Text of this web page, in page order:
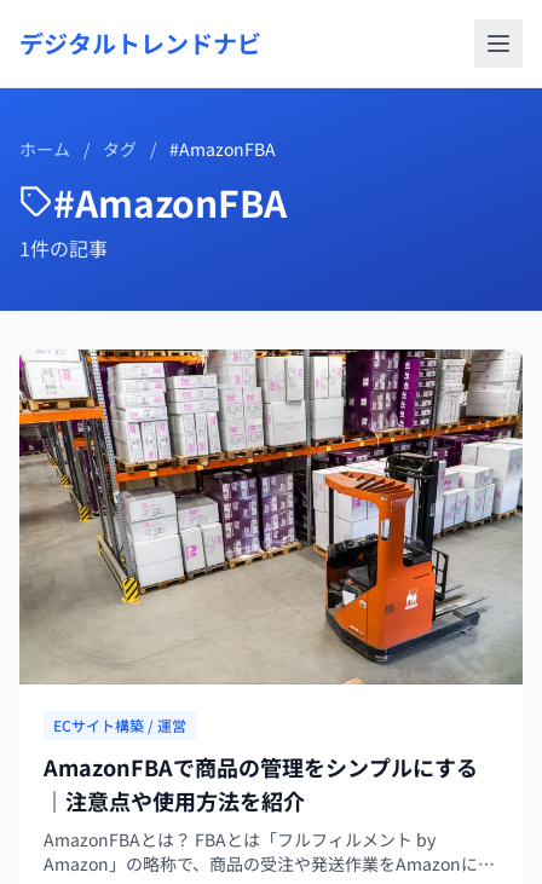
デジタルトレンドナビ
ホーム / タグ / #AmazonFBA
#AmazonFBA
1件の記事
ECサイト構築 / 運営
AmazonFBAで商品の管理をシンプルにする
｜注意点や使用方法を紹介
AmazonFBAとは？ FBAとは「フルフィルメント by
Amazon」の略称で、商品の受注や発送作業をAmazonに依